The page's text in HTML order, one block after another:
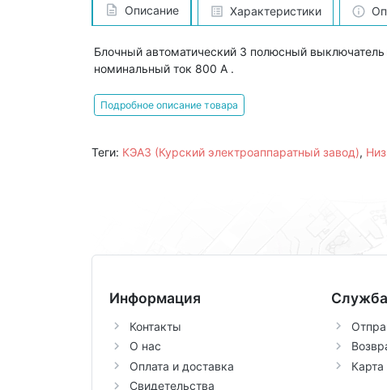
Описание Характеристики
Блочный автоматический 3 полюсный
номинальный ток 800 А .
Подробное описание товара
Теги: КЭАЗ (Курский электроаппаратный завод),
Информация
Контакты
О нас
Оплата и доставка
Свидетельства
Карта